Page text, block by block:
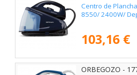
Centro de
8550/ 2400W/
103,16 €
ORBEGOZO -